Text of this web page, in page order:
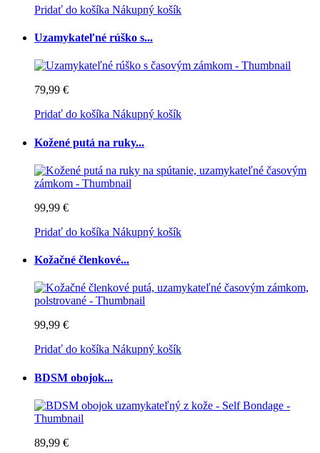
Pridať do košíka Nákupný košík
Uzamykateľné rúško s...
79,99 €
Pridať do košíka Nákupný košík
Kožené putá na ruky...
99,99 €
Pridať do košíka Nákupný košík
Kožačné členkové...
99,99 €
Pridať do košíka Nákupný košík
BDSM obojok...
89,99 €